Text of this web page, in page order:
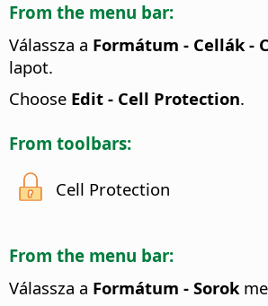
From the menu bar:
Válassza a Formátum - Cellák -
lapot.
Choose Edit - Cell Protection.
From toolbars:
Cell Protection
From the menu bar:
Válassza a Formátum - Sorok